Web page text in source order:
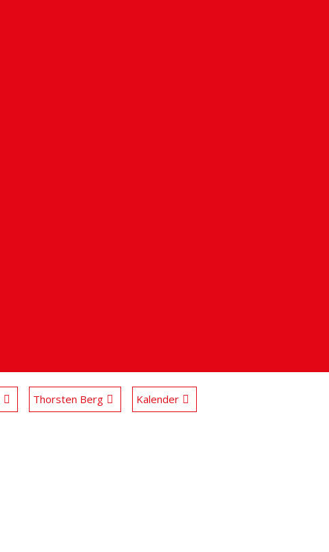
Thorsten Berg Kalender